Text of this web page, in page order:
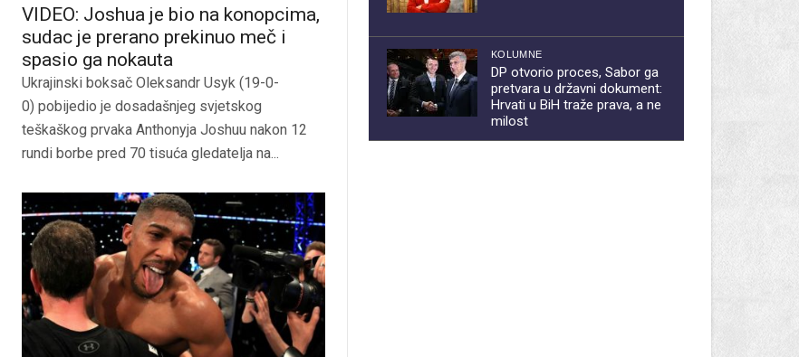
VIDEO: Joshua je bio na konopcima,
sudac je prerano prekinuo meč i
spasio ga nokauta
Ukrajinski boksač Oleksandr Usyk (19-0-
0) pobijedio je dosadašnjeg svjetskog
teškaškog prvaka Anthonyja Joshuu nakon 12
rundi borbe pred 70 tisuća gledatelja na...
KOLUMNE
DP otvorio proces, Sabor ga
pretvara u državni dokument:
Hrvati u BiH traže prava, a ne
milost